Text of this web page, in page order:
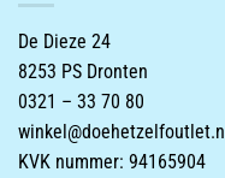
De Dieze 24
8253 PS Dronten
0321 – 33 70 80
winkel@doehetzelfoutlet.nl
KVK nummer: 94165904